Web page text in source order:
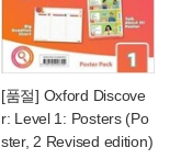
[품절] Oxford Discove
r: Level 1: Posters (Po
ster, 2 Revised edition)